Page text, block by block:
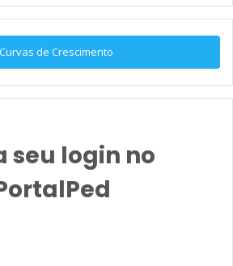
Curvas de Crescimento
seu login no